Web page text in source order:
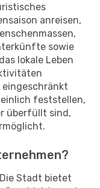
anreisen,
sowie
lokale Leben
feststellen,
überfüllt sind,
Stadt bietet